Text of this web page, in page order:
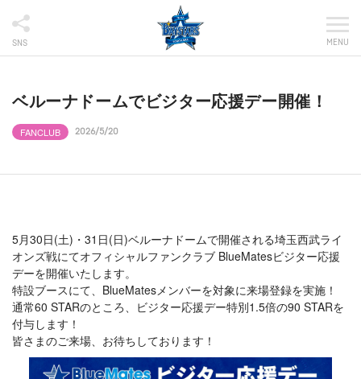
SNS MENU
ベルーナドームでビジター応援デー開催！
FANCLUB 2026/5/20
5月30日(土)・31日(日)ベルーナドームで開催される埼玉西武ライ
オンズ戦にてオフィシャルファンクラブ BlueMatesビジター応援
デーを開催いたします。
特設ブースにて、BlueMatesメンバーを対象に来場登録を実施！
通常60 STARのところ、ビジター応援デー特別1.5倍の90 STARを
付与します！
皆さまのご来場、お待ちしております！